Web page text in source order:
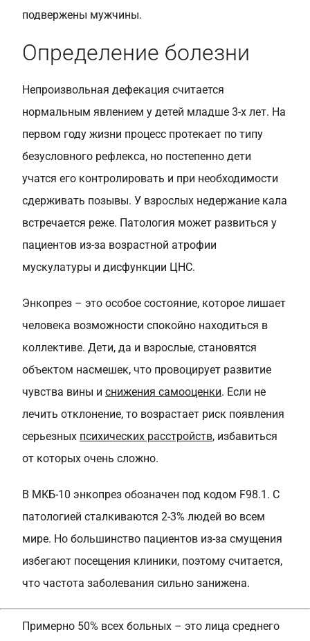
подвержены мужчины.
Определение болезни
Непроизвольная дефекация считается
нормальным явлением у детей младше 3-х лет. На
первом году жизни процесс протекает по типу
безусловного рефлекса, но постепенно дети
учатся его контролировать и при необходимости
сдерживать позывы. У взрослых недержание кала
встречается реже. Патология может развиться у
пациентов из-за возрастной атрофии
мускулатуры и дисфункции ЦНС.
Энкопрез – это особое состояние, которое лишает
человека возможности спокойно находиться в
коллективе. Дети, да и взрослые, становятся
объектом насмешек, что провоцирует развитие
чувства вины и снижения самооценки. Если не
лечить отклонение, то возрастает риск появления
серьезных психических расстройств, избавиться
от которых очень сложно.
В МКБ-10 энкопрез обозначен под кодом F98.1. С
патологией сталкиваются 2-3% людей во всем
мире. Но большинство пациентов из-за смущения
избегают посещения клиники, поэтому считается,
что частота заболевания сильно занижена.
Примерно 50% всех больных – это лица среднего